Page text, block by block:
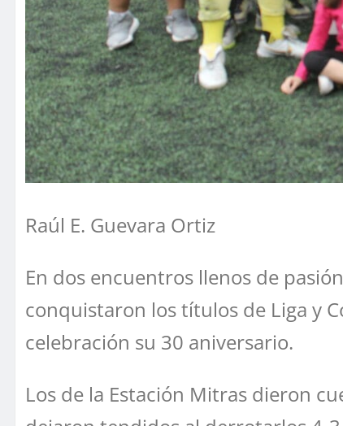
Raúl E. Guevara Ortiz
En dos encuentros llenos de
conquistaron los títulos de Liga y
celebración su 30 aniversario.
Los de la Estación Mitras dieron